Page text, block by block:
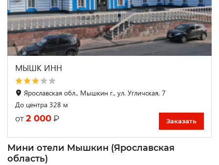
МЫШК ИНН
Ярославская обл., Мышкин г., ул. Угличская, 7
До центра 328 м
от 2 000 ₽ Заказать
Мини отели Мышкин (Ярославская
область)